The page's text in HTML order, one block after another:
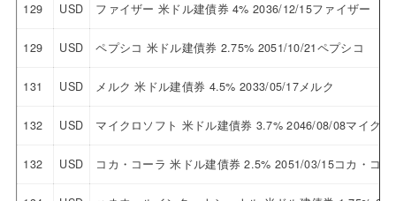
129 USD ファイザー 米ドル建債券 4% 2036/12/15ファイザー
129 USD ペプシコ 米ドル建債券 2.75% 2051/10/21ペプシコ
131 USD メルク 米ドル建債券 4.5% 2033/05/17メルク
132 USD マイクロソフト 米ドル建債券 3.7% 2046/08/08マイクロ
132 USD コカ・コーラ 米ドル建債券 2.5% 2051/03/15コカ・コー